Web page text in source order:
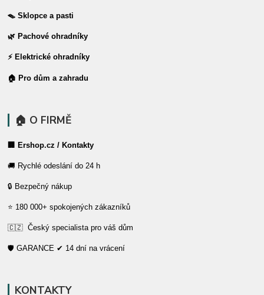
🪤 Sklopce a pasti
🌿 Pachové ohradníky
⚡ Elektrické ohradníky
🏠 Pro dům a zahradu
🏠 O FIRMĚ
🏢 Ershop.cz / Kontakty
🚚 Rychlé odeslání do 24 h
🔒 Bezpečný nákup
⭐ 180 000+ spokojených zákazníků
🇨🇿 Český specialista pro váš dům
🛡️ GARANCE ✔ 14 dní na vrácení
KONTAKTY